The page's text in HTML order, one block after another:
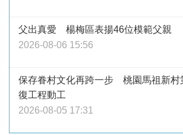
父出真愛 楊梅區表揚46位模範父親
2026-08-06 15:56
保存眷村文化再跨一步 桃園馬祖新村
復工程動工
2026-08-05 17:31